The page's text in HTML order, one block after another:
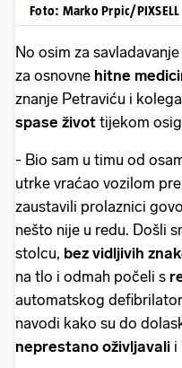
Foto: Marko Prpic/PIXSELL
No osim za
za osnovne hitne
znanje Petraviću i
spase život tijekom
- Bio sam u timu od
utrke vraćao vozilom
zaustavili prolaznici
nešto nije u redu. Došli
stolcu, bez vidljivih
na tlo i odmah počeli s
automatskog
navodi kako su do
neprestano oživljavali i